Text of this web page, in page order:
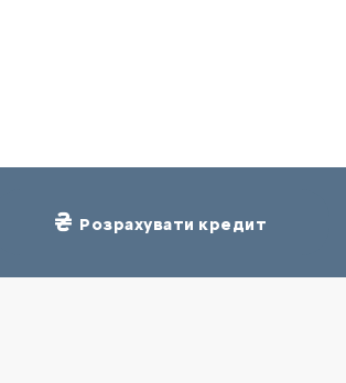
Розрахувати кредит